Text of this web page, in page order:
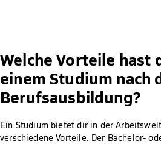
Welche Vorteile hast
einem Studium nach
Berufsausbildung?
Ein Studium bietet dir in der Arbeitswelt
verschiedene Vorteile. Der Bachelor-